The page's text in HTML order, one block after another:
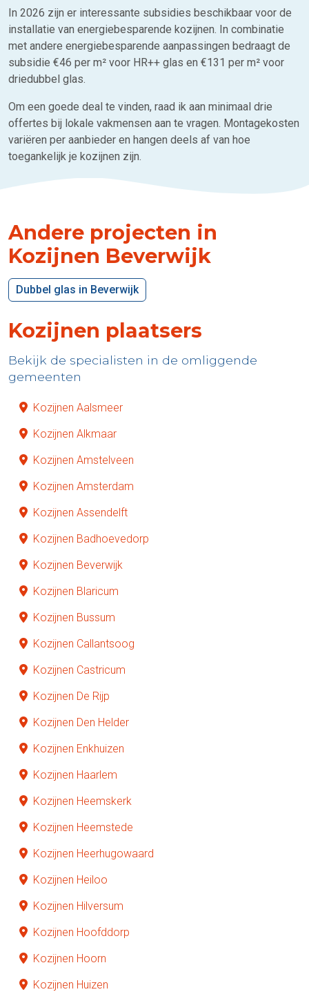
In 2026 zijn er interessante subsidies beschikbaar voor de
installatie van energiebesparende kozijnen. In combinatie
met andere energiebesparende aanpassingen bedraagt de
subsidie €46 per m² voor HR++ glas en €131 per m² voor
driedubbel glas.
Om een goede deal te vinden, raad ik aan minimaal drie
offertes bij lokale vakmensen aan te vragen. Montagekosten
variëren per aanbieder en hangen deels af van hoe
toegankelijk je kozijnen zijn.
Andere projecten in
Kozijnen Beverwijk
Dubbel glas in Beverwijk
Kozijnen plaatsers
Bekijk de specialisten in de omliggende
gemeenten
Kozijnen Aalsmeer
Kozijnen Alkmaar
Kozijnen Amstelveen
Kozijnen Amsterdam
Kozijnen Assendelft
Kozijnen Badhoevedorp
Kozijnen Beverwijk
Kozijnen Blaricum
Kozijnen Bussum
Kozijnen Callantsoog
Kozijnen Castricum
Kozijnen De Rijp
Kozijnen Den Helder
Kozijnen Enkhuizen
Kozijnen Haarlem
Kozijnen Heemskerk
Kozijnen Heemstede
Kozijnen Heerhugowaard
Kozijnen Heiloo
Kozijnen Hilversum
Kozijnen Hoofddorp
Kozijnen Hoorn
Kozijnen Huizen